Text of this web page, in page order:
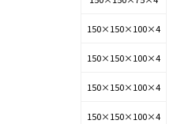
150×150×100×4
150×150×100×4
150×150×100×4
150×150×100×4